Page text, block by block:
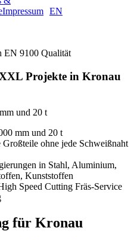
Impressum EN
EN 9100 Qualität
Projekte in Kronau
mm und 20 t
ohne jede Schweißnaht
in Stahl, Aluminium,
Kunststoffen
Speed Cutting Fräs-Service
für Kronau